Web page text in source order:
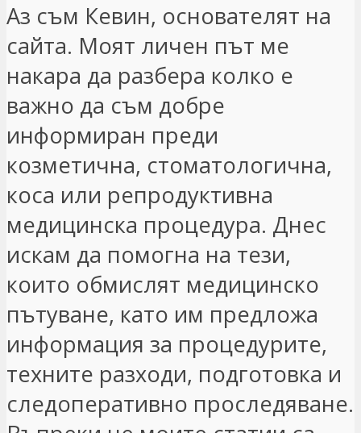
Аз съм Кевин, основателят на
сайта. Моят личен път ме
накара да разбера колко е
важно да съм добре
информиран преди
козметична, стоматологична,
коса или репродуктивна
медицинска процедура. Днес
искам да помогна на тези,
които обмислят медицинско
пътуване, като им предложа
информация за процедурите,
техните разходи, подготовка и
следоперативно проследяване.